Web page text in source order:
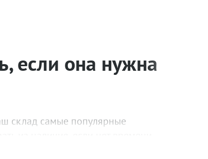
если она нужна
склад самые популярные